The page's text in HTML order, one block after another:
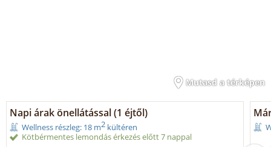
Mutasd a térképen
Napi árak önellátással (1 éjtől)
Wellness részleg: 18 m2 kültéren
Kötbérmentes lemondás érkezés előtt 7 nappal